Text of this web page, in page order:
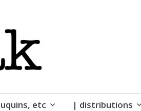
etc | distributions